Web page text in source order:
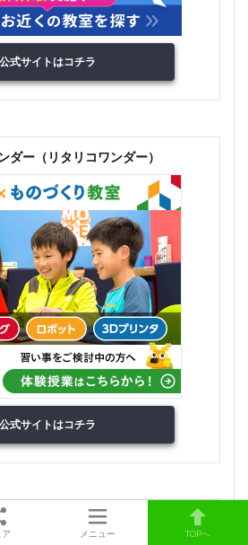
公式サイトはコチラ
ダー（リタリコワンダー）
公式サイトはコチラ
カデミージュニア ロボット教室
ア メニュー TOPへ